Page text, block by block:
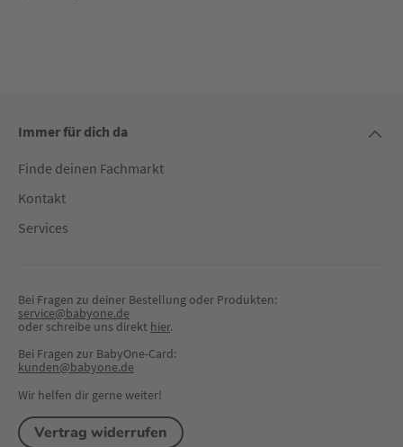
Immer für dich da
Finde deinen Fachmarkt
Kontakt
Services
Bei Fragen zu deiner Bestellung oder Produkten:
service@babyone.de
oder schreibe uns direkt hier.
Bei Fragen zur BabyOne-Card:
kunden@babyone.de
Wir helfen dir gerne weiter!
Vertrag widerrufen